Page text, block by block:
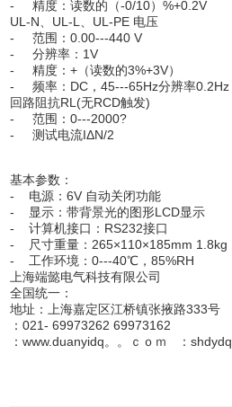
- 精度：读数的（-0/10）%+0.2V
UL-N、UL-L、UL-PE 电压
- 范围：0.00---440 V
- 分辨率：1V
- 精度：+（读数的3%+3V）
- 频率：DC，45---65Hz分辨率0.2Hz
回路阻抗RL(无RCD触发)
- 范围：0---2000?
- 测试电流IΔN/2
基本参数：
- 电源：6V 自动关闭功能
- 显示：带背景光的图形LCD显示
- 计算机接口：RS232接口
- 尺寸重量：265×110×185mm 1.8kg
- 工作环境：0---40℃，85%RH
上海端懿电气科技有限公司
全国统一：
地址：上海嘉定区江桥镇张掖路333号
：021- 69973262 69973162
：www.duanyidq。。ｃｏｍ ：shdydq